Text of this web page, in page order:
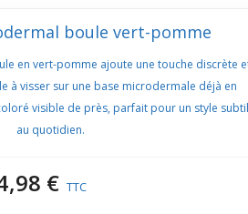
boule vert-pomme
en vert-pomme ajoute une touche discrète
à visser sur une base microdermale déjà en
visible de près, parfait pour un style subtil
au quotidien.
€ TTC